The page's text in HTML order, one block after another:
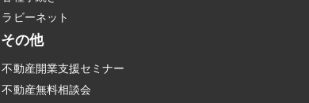
ラビーネット
その他
不動産開業支援セミナー
不動産無料相談会